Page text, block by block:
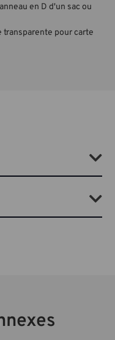
en D d'un sac ou
transparente pour carte
jusqu'à 9 cartes SD (ou
rabat arrière à crochets
9 SD Cards (or Micro SD w/